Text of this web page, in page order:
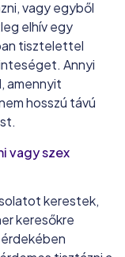
vagy egyből
elhív egy
tisztelettel
Annyi
amennyit
hosszú távú
vagy szex
kerestek,
keresőkre